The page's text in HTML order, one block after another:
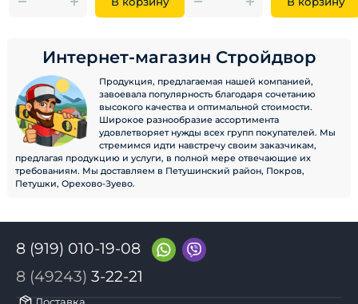
Интернет-магазин Стройдвор
Продукция, предлагаемая нашей компанией,
завоевала популярность благодаря сочетанию
высокого качества и оптимальной стоимости.
Широкое разнообразие ассортимента
удовлетворяет нужды всех групп покупателей. Мы
стремимся идти навстречу своим заказчикам,
предлагая продукцию и услуги, в полной мере отвечающие их
требованиям. Мы доставляем в Петушинский район, Покров,
Петушки, Орехово-Зуево.
8 (919) 010-19-08
8 (49243) 3-22-21
Доставка